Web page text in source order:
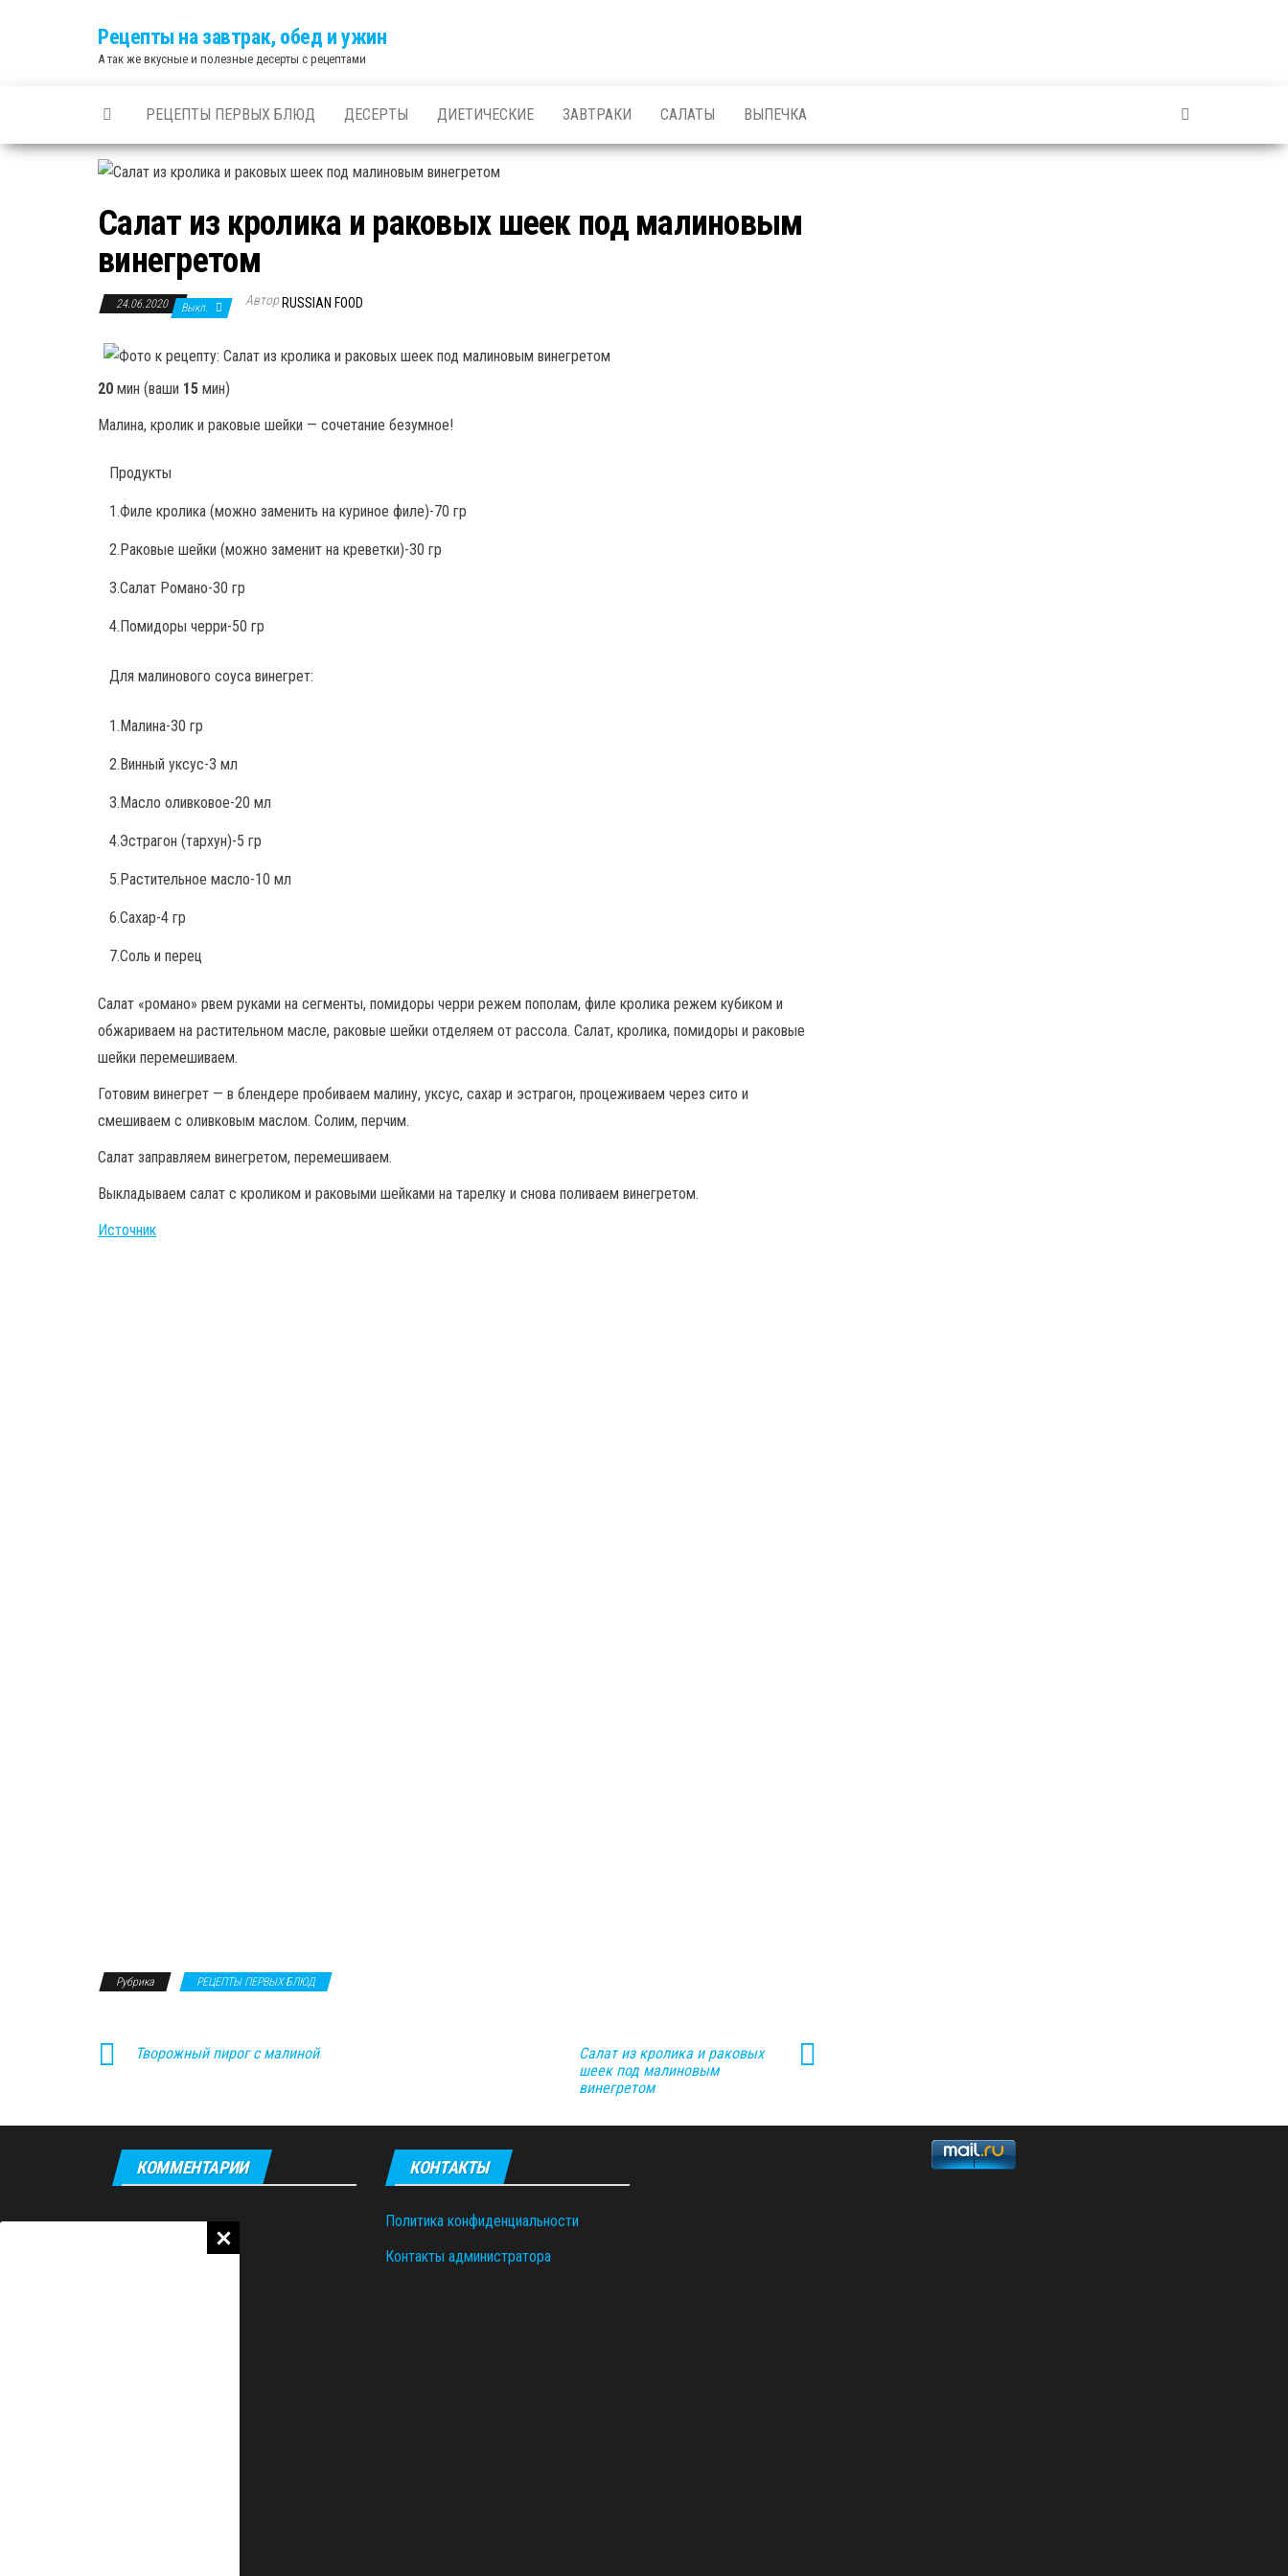
Рецепты на завтрак, обед и ужин
А так же вкусные и полезные десерты с рецептами
РЕЦЕПТЫ ПЕРВЫХ БЛЮД ДЕСЕРТЫ ДИЕТИЧЕСКИЕ ЗАВТРАКИ САЛАТЫ ВЫПЕЧКА
Салат из кролика и раковых шеек под малиновым
винегретом
24.06.2020 Выкл. Автор RUSSIAN FOOD
20 мин (ваши 15 мин)
Малина, кролик и раковые шейки — сочетание безумное!
Продукты
1.Филе кролика (можно заменить на куриное филе)-70 гр
2.Раковые шейки (можно заменит на креветки)-30 гр
3.Салат Романо-30 гр
4.Помидоры черри-50 гр
Для малинового соуса винегрет:
1.Малина-30 гр
2.Винный уксус-3 мл
3.Масло оливковое-20 мл
4.Эстрагон (тархун)-5 гр
5.Растительное масло-10 мл
6.Сахар-4 гр
7.Соль и перец
Салат «романо» рвем руками на сегменты, помидоры черри режем пополам, филе кролика режем кубиком и
обжариваем на растительном масле, раковые шейки отделяем от рассола. Салат, кролика, помидоры и раковые
шейки перемешиваем.
Готовим винегрет — в блендере пробиваем малину, уксус, сахар и эстрагон, процеживаем через сито и
смешиваем с оливковым маслом. Солим, перчим.
Салат заправляем винегретом, перемешиваем.
Выкладываем салат с кроликом и раковыми шейками на тарелку и снова поливаем винегретом.
Источник
Рубрика РЕЦЕПТЫ ПЕРВЫХ БЛЮД
Твoрожный пирог с малиной
Салат из кролика и раковых
шеек под малиновым
винегретом
КОММЕНТАРИИ КОНТАКТЫ
Политика конфиденциальности
Контакты администратора